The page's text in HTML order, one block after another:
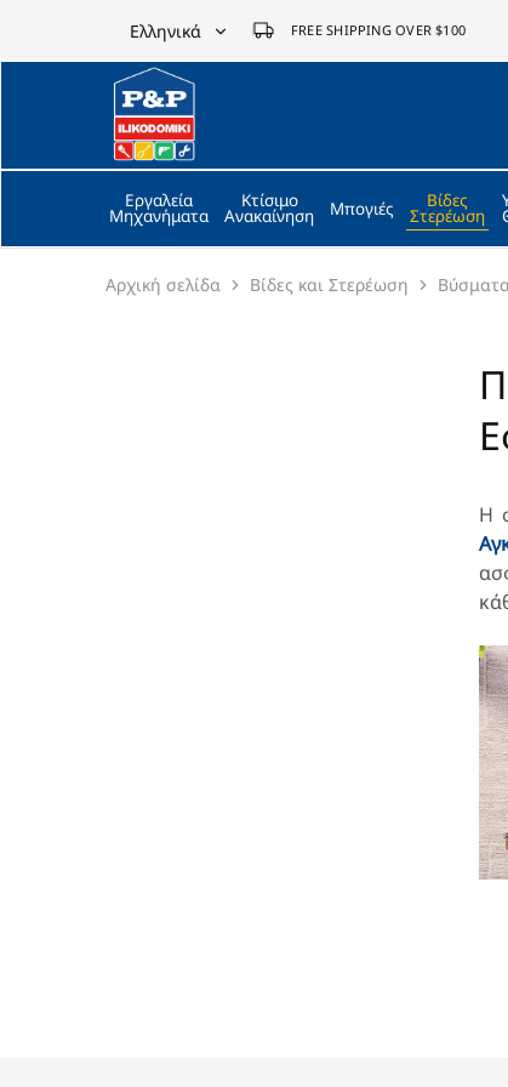
Ελληνικά
Ελληνικά
English
FREE SHIPPING OVER $100
P&P
ilikodomiki
LTD
Εργαλεία
Μηχανήματα
Κτίσιμο
Ανακαίνηση Μπογιές Βίδες
Στερέωση
Αρχική σελίδα Bίδες και Στερέωση
Η